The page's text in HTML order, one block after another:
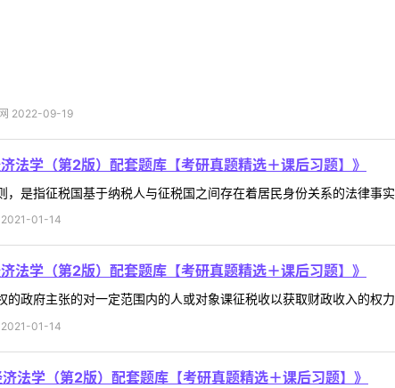
2022-09-19
法学（第2版）配套题库【考研真题精选＋课后习题】》
，是指征税国基于纳税人与征税国之间存在着居民身份关系的法律事
2021-01-14
法学（第2版）配套题库【考研真题精选＋课后习题】》
的政府主张的对一定范围内的人或对象课征税收以获取财政收入的权
2021-01-14
法学（第2版）配套题库【考研真题精选＋课后习题】》